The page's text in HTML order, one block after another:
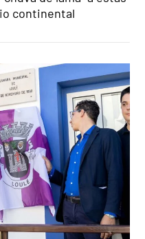
continental